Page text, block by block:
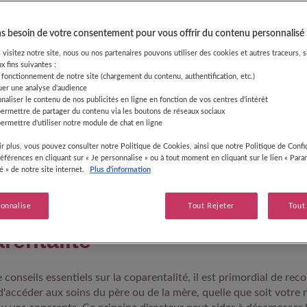
de la coparentalité
s'étend désormais à différentes structures familiales,
ainsi que les familles homoparentales partageant le désir
dans l'éducation d'un enfant. Dans ces projets,
dès sa conception. Il est important de noter que, selon la loi
avoir plus de deux parents reconnus, les autres étant
enfant au cœur de votre
conseils essentiels sur la coparentalité, il est primordial de
aux soins du père ou de la mère, quelle que soit votre
besoin de votre consentement pour vous offrir du contenu personnalisé
visitez notre site, nous ou nos partenaires pouvons utiliser des cookies et autres traceurs,
fins suivantes :
de notre site (chargement du contenu, authentification, etc.)
une analyse d'audience
le contenu de nos publicités en ligne en fonction de vos centres d'intérêt
de partager du contenu via les boutons de réseaux sociaux
d'utiliser notre module de chat en ligne
plus, vous pouvez consulter notre Politique de Cookies, ainsi que notre Politique de
en cliquant sur « Je personnalise » ou à tout moment en cliquant sur le lien «
» de notre site internet.
Plus d'information
Tout Rejeter Tout